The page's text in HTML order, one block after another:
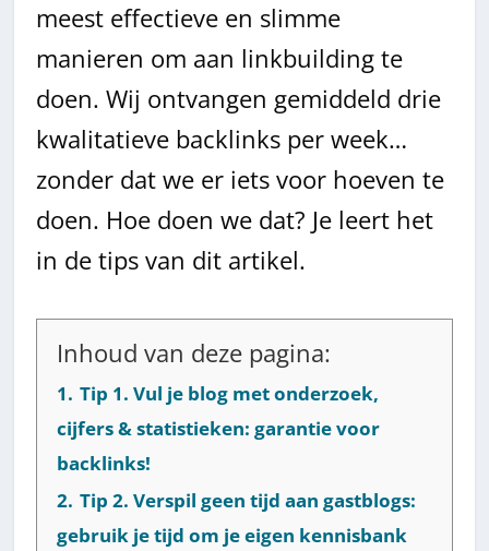
meest effectieve en slimme
manieren om aan linkbuilding te
doen. Wij ontvangen gemiddeld drie
kwalitatieve backlinks per week…
zonder dat we er iets voor hoeven te
doen. Hoe doen we dat? Je leert het
in de tips van dit artikel.
Inhoud van deze pagina:
1. Tip 1. Vul je blog met onderzoek,
cijfers & statistieken: garantie voor
backlinks!
2. Tip 2. Verspil geen tijd aan gastblogs:
gebruik je tijd om je eigen kennisbank